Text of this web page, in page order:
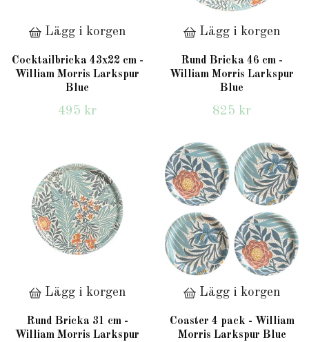
Lägg i korgen
Cocktailbricka 43x22 cm -
William Morris Larkspur
Blue
495 kr
Lägg i korgen
Rund Bricka 46 cm -
William Morris Larkspur
Blue
825 kr
Lägg i korgen
Rund Bricka 31 cm -
William Morris Larkspur
Lägg i korgen
Coaster 4 pack - William
Morris Larkspur Blue